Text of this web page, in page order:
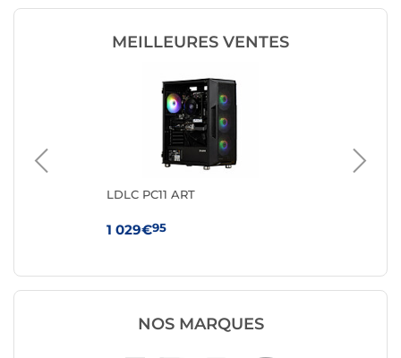
MEILLEURES VENTES
LDLC PC11 ART
1 029€95
NOS MARQUES